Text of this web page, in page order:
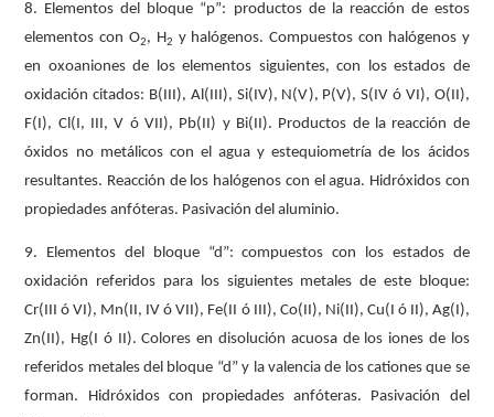
8. Elementos del bloque “p”: productos de la reacción de estos
elementos con O2, H2 y halógenos. Compuestos con halógenos y
en oxoaniones de los elementos siguientes, con los estados de
oxidación citados: B(III), Al(III), Si(IV), N(V), P(V), S(IV ó VI), O(II),
F(I), Cl(I, III, V ó VII), Pb(II) y Bi(II). Productos de la reacción de
óxidos no metálicos con el agua y estequiometría de los ácidos
resultantes. Reacción de los halógenos con el agua. Hidróxidos con
propiedades anfóteras. Pasivación del aluminio.
9. Elementos del bloque “d”: compuestos con los estados de
oxidación referidos para los siguientes metales de este bloque:
Cr(III ó VI), Mn(II, IV ó VII), Fe(II ó III), Co(II), Ni(II), Cu(I ó II), Ag(I),
Zn(II), Hg(I ó II). Colores en disolución acuosa de los iones de los
referidos metales del bloque “d” y la valencia de los cationes que se
forman. Hidróxidos con propiedades anfóteras. Pasivación del